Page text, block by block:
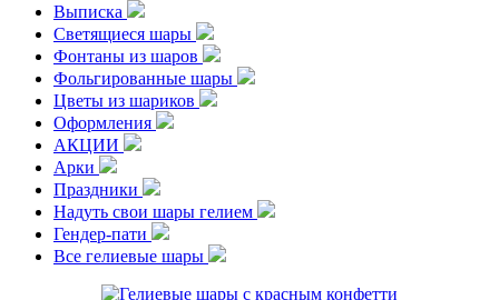
Выписка
Светящиеся шары
Фонтаны из шаров
Фольгированные шары
Цветы из шариков
Оформления
АКЦИИ
Арки
Праздники
Надуть свои шары гелием
Гендер-пати
Все гелиевые шары